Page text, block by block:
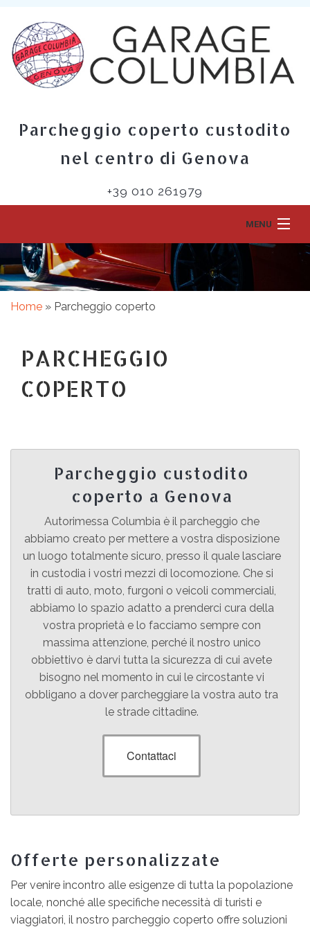
Parcheggio coperto custodito
nel centro di Genova
+39 010 261979
MENU
Home
L’autorimessa
Home » Parcheggio coperto
PARCHEGGIO
COPERTO
Parcheggio custodito
coperto a Genova
Autorimessa Columbia è il parcheggio che
abbiamo creato per mettere a vostra disposizione
un luogo totalmente sicuro, presso il quale lasciare
in custodia i vostri mezzi di locomozione. Che si
tratti di auto, moto, furgoni o veicoli commerciali,
abbiamo lo spazio adatto a prenderci cura della
vostra proprietà e lo facciamo sempre con
massima attenzione, perché il nostro unico
obbiettivo è darvi tutta la sicurezza di cui avete
bisogno nel momento in cui le circostante vi
obbligano a dover parcheggiare la vostra auto tra
le strade cittadine.
Contattaci
Offerte personalizzate
Per venire incontro alle esigenze di tutta la popolazione
locale, nonché alle specifiche necessità di turisti e
viaggiatori, il nostro parcheggio coperto offre soluzioni